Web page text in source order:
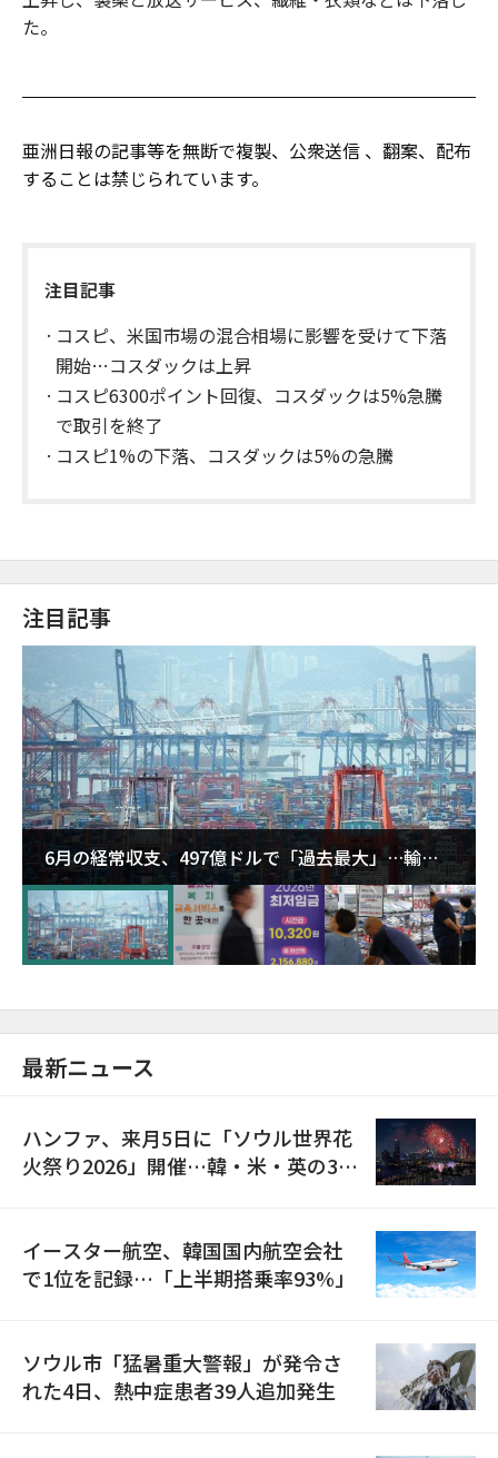
た。
亜洲日報の記事等を無断で複製、公衆送信 、翻案、配布
することは禁じられています。
注目記事
コスピ、米国市場の混合相場に影響を受けて下落
開始…コスダックは上昇
コスピ6300ポイント回復、コスダックは5%急騰
で取引を終了
コスピ1%の下落、コスダックは5%の急騰
注目記事
6月の経常収支、497億ドルで「過去最大」…輸出
が初の1000億ドル突破
最新ニュース
ハンファ、来月5日に「ソウル世界花
火祭り2026」開催…韓・米・英の3カ
イースター航空、韓国国内航空会社
で1位を記録…「上半期搭乗率93%」
ソウル市「猛暑重大警報」が発令さ
れた4日、熱中症患者39人追加発生